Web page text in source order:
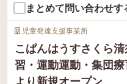
まとめて問い合わせす
児童発達支援事業所
こぱんはうすさくら
習・運動運動・集団
より新規オープン